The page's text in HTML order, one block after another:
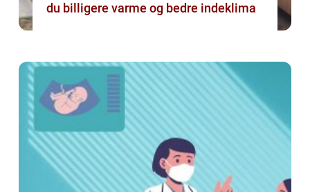
du billigere varme og bedre indeklima